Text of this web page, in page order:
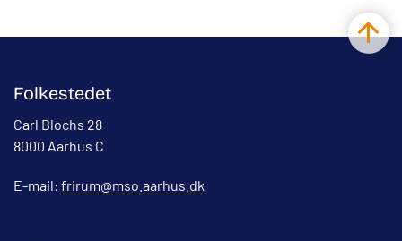
Folkestedet
Carl Blochs 28
8000 Aarhus C
E-mail: frirum@mso.aarhus.dk